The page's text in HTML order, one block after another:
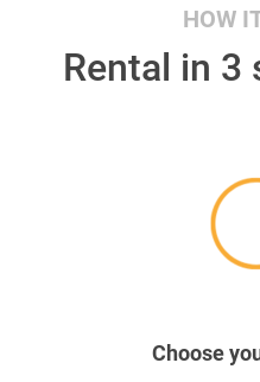
HOW
Rental in 3
Choose